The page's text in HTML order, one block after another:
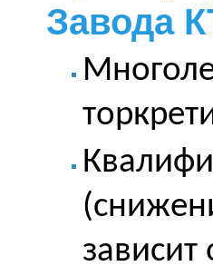
Завода